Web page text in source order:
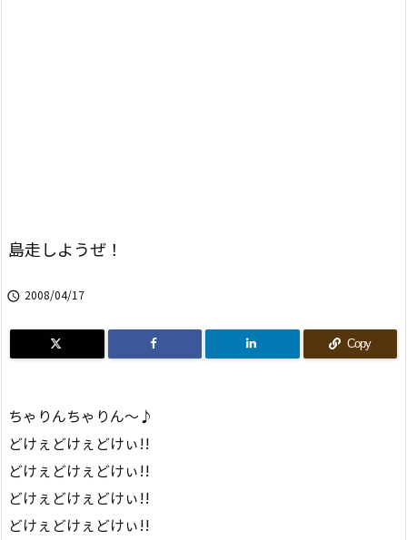
島走しようぜ！
 2008/04/17
Copy
ちゃりんちゃりん〜♪
どけぇどけぇどけぃ!!
どけぇどけぇどけぃ!!
どけぇどけぇどけぃ!!
どけぇどけぇどけぃ!!